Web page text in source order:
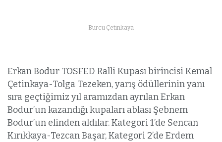
Burcu Çetinkaya
Erkan Bodur TOSFED Ralli Kupası birincisi Kemal
Çetinkaya-Tolga Tezeken, yarış ödüllerinin yanı
sıra geçtiğimiz yıl aramızdan ayrılan Erkan
Bodur’un kazandığı kupaları ablası Şebnem
Bodur’un elinden aldılar. Kategori 1’de Sencan
Kırıkkaya-Tezcan Başar, Kategori 2’de Erdem